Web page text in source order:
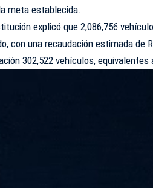
meta establecida.
explicó que 2,086,756
con una recaudación estimada de
302,522 vehículos,